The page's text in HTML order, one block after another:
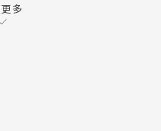
中發現一張紙──正確來
追趕
多